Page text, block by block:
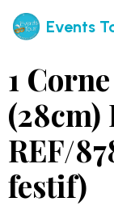
Events
1
(28cm)
REF/
festif)